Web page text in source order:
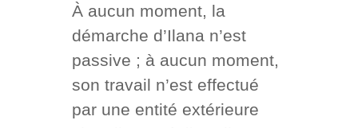
À aucun moment, la
démarche d’Ilana n’est
passive ; à aucun moment,
son travail n’est effectué
par une entité extérieure